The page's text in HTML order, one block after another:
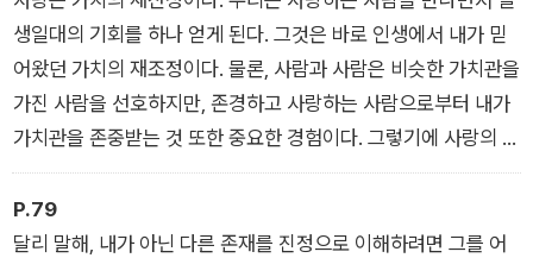
생일대의 기회를 하나 얻게 된다. 그것은 바로 인생에서 내가 믿
어왔던 가치의 재조정이다. 물론, 사람과 사람은 비슷한 가치관을
가진 사람을 선호하지만, 존경하고 사랑하는 사람으로부터 내가
가치관을 존중받는 것 또한 중요한 경험이다. 그렇기에 사랑의 면
모 중 참으로 멋진 측면을 하나 꼽자면, 사랑하는 사람을 만나면
서 인생에 한 번쯤은 자기가 가치 있다고 여기는 것들을 바꾸거나
수정하고 재창조하는 기회를 얻게 된다는 점이다
P.79
달리 말해, 내가 아닌 다른 존재를 진정으로 이해하려면 그를 어